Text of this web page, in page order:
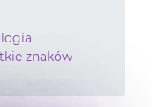
znaków